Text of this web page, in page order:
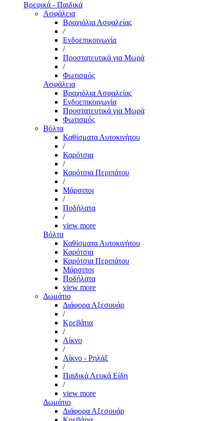
Βρεφικά - Παιδικά
Ασφάλεια
Βραχιόλια Ασφαλείας
/
Ενδοεπικοινωνία
/
Προστατευτικά για Μωρά
/
Φωτισμός
Ασφάλεια
Βραχιόλια Ασφαλείας
Ενδοεπικοινωνία
Προστατευτικά για Μωρά
Φωτισμός
Βόλτα
Καθίσματα Αυτοκινήτου
/
Καρότσια
/
Καρότσια Περιπάτου
/
Μάρσιποι
/
Ποδήλατα
/
view more
Βόλτα
Καθίσματα Αυτοκινήτου
Καρότσια
Καρότσια Περιπάτου
Μάρσιποι
Ποδήλατα
view more
Δωμάτιο
Διάφορα Αξεσουάρ
/
Κρεβάτια
/
Λίκνο
/
Λίκνο - Ρηλάξ
/
Παιδικά Λευκά Είδη
/
view more
Δωμάτιο
Διάφορα Αξεσουάρ